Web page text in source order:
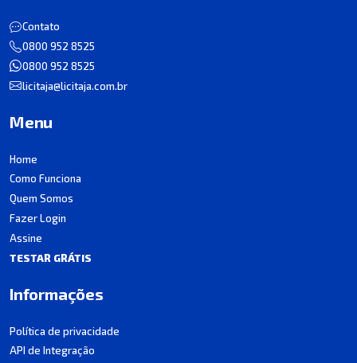
Contato
0800 952 8525
0800 952 8525
licitaja@licitaja.com.br
Menu
Home
Como Funciona
Quem Somos
Fazer Login
Assine
TESTAR GRÁTIS
Informações
Política de privacidade
API de Integração